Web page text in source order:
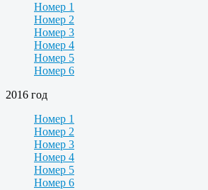
Номер 1
Номер 2
Номер 3
Номер 4
Номер 5
Номер 6
2016 год
Номер 1
Номер 2
Номер 3
Номер 4
Номер 5
Номер 6